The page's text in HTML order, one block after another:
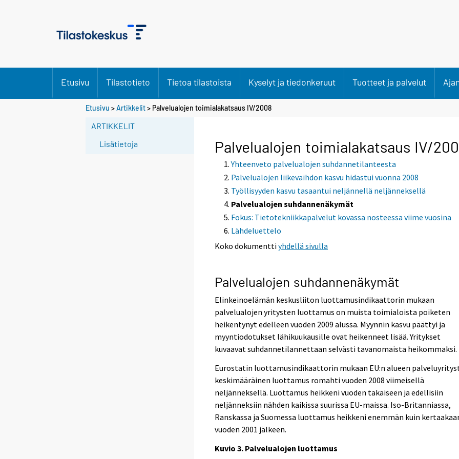
Etusivu Tilastotieto Tietoa tilastoista Kyselyt ja tiedonkeruut Tuotteet ja palvelut
Etusivu >Artikkelit> Palvelualojen toimialakatsaus IV/2008
ARTIKKELIT
Lisätietoja
Palvelualojen toimialakatsaus IV/
Yhteenveto palvelualojen suhdannetilanteesta
Palvelualojen liikevaihdon kasvu hidastui vuonna 2008
Työllisyyden kasvu tasaantui neljännellä neljänneksellä
Palvelualojen suhdannenäkymät
Fokus: Tietotekniikkapalvelut kovassa nosteessa viime vuosina
Lähdeluettelo
Koko dokumenttiyhdellä sivulla
Palvelualojen suhdannenäkymät
Elinkeinoelämän keskusliiton luottamusindikaattorin mukaan
palvelualojen yritysten luottamus on muista toimialoista poiketen
heikentynyt edelleen vuoden 2009 alussa. Myynnin kasvu päättyi ja
myyntiodotukset lähikuukausille ovat heikenneet lisää. Yritykset
kuvaavat suhdannetilannettaan selvästi tavanomaista heikommaksi.
Eurostatin luottamusindikaattorin mukaan EU:n alueen
keskimääräinen luottamus romahti vuoden 2008 viimeisellä
neljänneksellä. Luottamus heikkeni vuoden takaiseen ja edellisiin
neljänneksiin nähden kaikissa suurissa EU-maissa. Iso-Britanniassa,
Ranskassa ja Suomessa luottamus heikkeni enemmän kuin
vuoden 2001 jälkeen.
Kuvio 3. Palvelualojen luottamus